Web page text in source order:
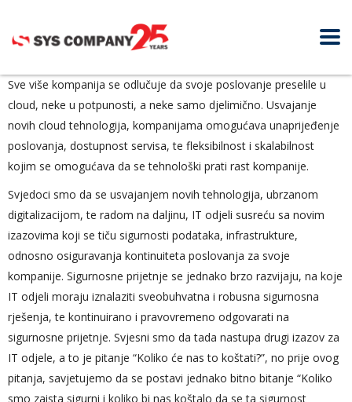
Sve više kompanija se odlučuje da svoje poslovanje preselile u
cloud, neke u potpunosti, a neke samo djelimično. Usvajanje
novih cloud tehnologija, kompanijama omogućava unaprijeđenje
poslovanja, dostupnost servisa, te fleksibilnost i skalabilnost
kojim se omogućava da se tehnološki prati rast kompanije.
Svjedoci smo da se usvajanjem novih tehnologija, ubrzanom
digitalizacijom, te radom na daljinu, IT odjeli susreću sa novim
izazovima koji se tiču sigurnosti podataka, infrastrukture,
odnosno osiguravanja kontinuiteta poslovanja za svoje
kompanije. Sigurnosne prijetnje se jednako brzo razvijaju, na koje
IT odjeli moraju iznalaziti sveobuhvatna i robusna sigurnosna
rješenja, te kontinuirano i pravovremeno odgovarati na
sigurnosne prijetnje. Svjesni smo da tada nastupa drugi izazov za
IT odjele, a to je pitanje “Koliko će nas to koštati?”, no prije ovog
pitanja, savjetujemo da se postavi jednako bitno bitanje “Koliko
smo zaista sigurni i koliko bi nas koštalo da se ta sigurnost